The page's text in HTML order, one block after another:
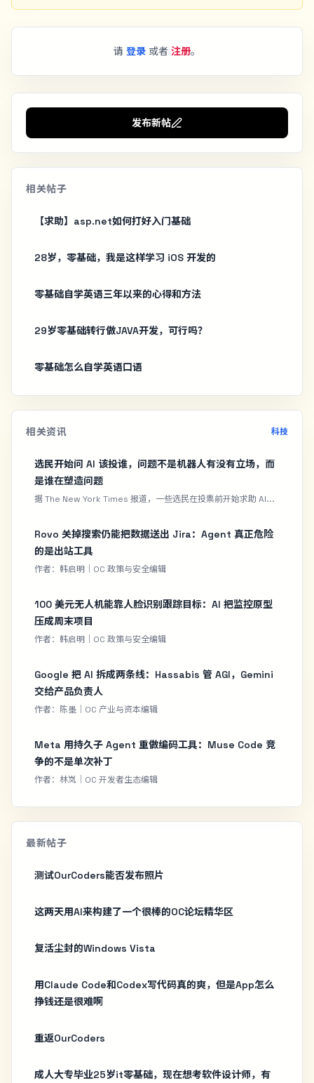
请 登录 或者 注册。
发布新帖
相关帖子
【求助】asp.net如何打好入门基础
28岁，零基础，我是这样学习 iOS 开发的
零基础自学英语三年以来的心得和方法
29岁零基础转行做JAVA开发，可行吗？
零基础怎么自学英语口语
相关资讯 科技
选民开始问 AI 该投谁，问题不是机器人有没有立场，而
是谁在塑造问题
据 The New York Times 报道，一些选民在投票前开始求助 AI...
Rovo 关掉搜索仍能把数据送出 Jira：Agent 真正危险
的是出站工具
作者：韩启明｜OC 政策与安全编辑
100 美元无人机能靠人脸识别跟踪目标：AI 把监控原型
压成周末项目
作者：韩启明｜OC 政策与安全编辑
Google 把 AI 拆成两条线：Hassabis 管 AGI，Gemini
交给产品负责人
作者：陈墨｜OC 产业与资本编辑
Meta 用持久子 Agent 重做编码工具：Muse Code 竞
争的不是单次补丁
作者：林岚｜OC 开发者生态编辑
最新帖子
测试OurCoders能否发布照片
这两天用AI来构建了一个很棒的OC论坛精华区
复活尘封的Windows Vista
用Claude Code和Codex写代码真的爽，但是App怎么
挣钱还是很难啊
重返OurCoders
成人大专毕业25岁it零基础，现在想考软件设计师，有